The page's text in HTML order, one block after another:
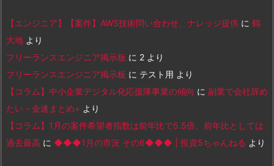
【エンジニア】【案件】AWS技術問い合わせ、ナレッジ提供 に 鶴
大地 より
フリーランスエンジニア掲示板 に 2 より
フリーランスエンジニア掲示板 に テスト用 より
【コラム】中小企業デジタル化応援隊事業の傾向 に 副業で会社辞め
たい - 金速まとめ+ より
【コラム】1月の案件希望者指数は前年比で5.5倍、前年比としては
過去最高 に ◆◆◆1月の市況 その6◆◆◆ | 投資5ちゃんねる より